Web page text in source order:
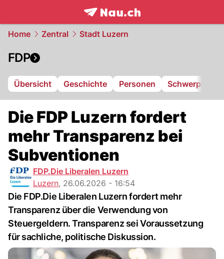
frontpage.NAU.ch
Home Zentral Stadt Luzern
FDP
Übersicht Geschichte Personen Schwerpunkte
Die FDP Luzern fordert
mehr Transparenz bei
Subventionen
FDP.Die Liberalen Luzern
Luzern, 26.06.2026 - 16:54
Die FDP.Die Liberalen Luzern fordert mehr
Transparenz über die Verwendung von
Steuergeldern. Transparenz sei Voraussetzung
für sachliche, politische Diskussion.